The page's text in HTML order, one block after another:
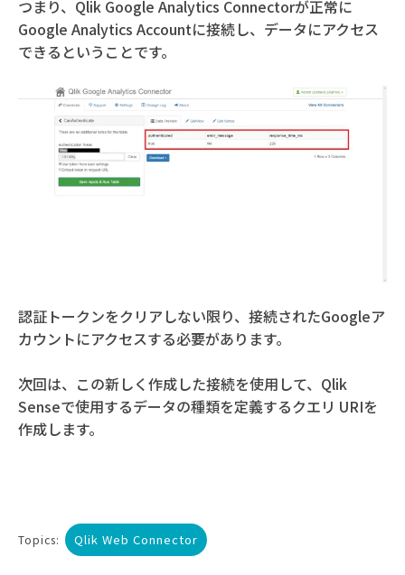
つまり、Qlik Google Analytics Connectorが正常に
Google Analytics Accountに接続し、データにアクセス
できるということです。
認証トークンをクリアしない限り、接続されたGoogleア
カウントにアクセスする必要があります。
次回は、この新しく作成した接続を使用して、Qlik
Senseで使用するデータの種類を定義するクエリ URIを
作成します。
Topics: Qlik Web Connector